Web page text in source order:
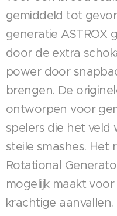
gemiddeld tot
generatie ASTROX
door de extra
power door
brengen. De
ontworpen voor
spelers die het veld
steile smashes. Het
Rotational
mogelijk maakt
krachtige aanvallen.